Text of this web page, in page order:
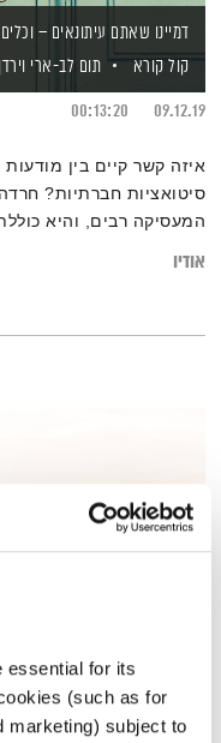
essential for its
(such as for
marketing) subject to
דמיינו שאתם עיתונאים –
קול קורא
תום לב-ארי
09.12.19
00:13:20
איזה קשר קיים בין
סיטואציות חברתיות?
המעסיקה רבים, והיא כוללת
שחרור דפוסי חשיבה
אודיו
קבלו תיקון
שמואל שאול